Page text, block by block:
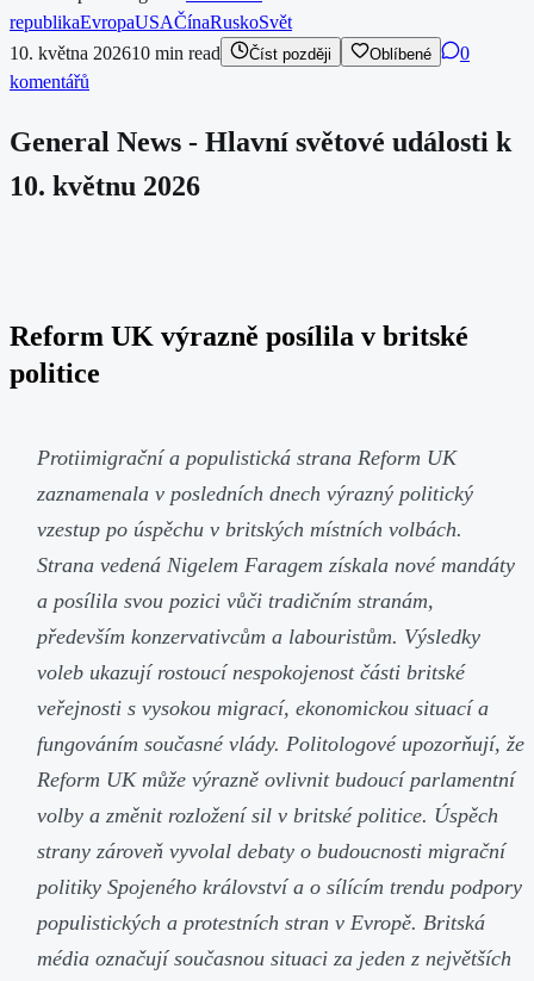
republikaEvropaUSAČínaRuskoSvět
10. května 202610 min read Číst později Oblíbené
0
komentářů
General News - Hlavní světové události k
10. květnu 2026
Reform UK výrazně posílila v britské
politice
Protiimigrační a populistická strana Reform UK
zaznamenala v posledních dnech výrazný politický
vzestup po úspěchu v britských místních volbách.
Strana vedená Nigelem Faragem získala nové mandáty
a posílila svou pozici vůči tradičním stranám,
především konzervativcům a labouristům. Výsledky
voleb ukazují rostoucí nespokojenost části britské
veřejnosti s vysokou migrací, ekonomickou situací a
fungováním současné vlády. Politologové upozorňují, že
Reform UK může výrazně ovlivnit budoucí parlamentní
volby a změnit rozložení sil v britské politice. Úspěch
strany zároveň vyvolal debaty o budoucnosti migrační
politiky Spojeného království a o sílícím trendu podpory
populistických a protestních stran v Evropě. Britská
média označují současnou situaci za jeden z největších